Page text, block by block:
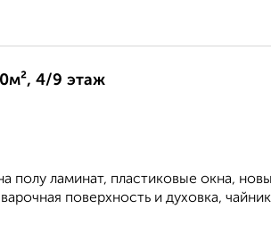
4/9 этаж
полу ламинат, пластиковые окна,
поверхность и духовка,